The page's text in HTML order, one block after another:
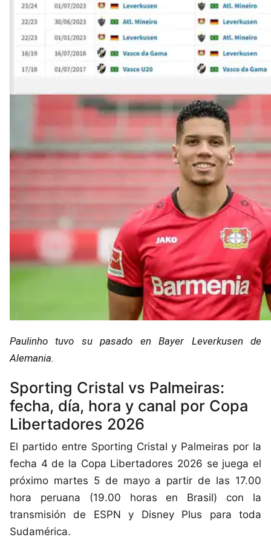
Paulinho tuvo su pasado en Bayer Leverkusen de
Alemania.
Sporting Cristal vs Palmeiras:
fecha, día, hora y canal por Copa
Libertadores 2026
El partido entre Sporting Cristal y Palmeiras por la
fecha 4 de la Copa Libertadores 2026 se juega el
próximo martes 5 de mayo a partir de las 17.00
hora peruana (19.00 horas en Brasil) con la
transmisión de ESPN y Disney Plus para toda
Sudamérica.